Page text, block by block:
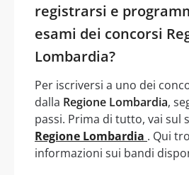
registrarsi e
esami dei concorsi
Lombardia?
Per iscriversi a uno dei
dalla Regione Lombardia,
passi. Prima di tutto, vai sul
Regione Lombardia . Qui
informazioni sui bandi